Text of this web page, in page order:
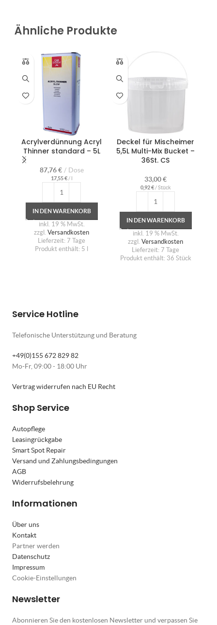
Ähnliche Produkte
Acrylverdünnung Acryl
Thinner standard – 5L
87,76€ Dose
17,55€/ l
IN DEN WARENKORB
inkl. 19 % MwSt.
zzgl. Versandkosten
Lieferzeit: 7 Tage
Produkt enthält: 5
Deckel für Mischeimer
5,5L Multi-Mix Bucket –
36St. CS
33,00€
0,92€/Stück
IN DEN WARENKORB
inkl. 19 % MwSt.
zzgl. Versandkosten
Lieferzeit: 7 Tage
Produkt enthält: 36 Stück
Service Hotline
Telefonische Unterstützung und Beratung
+49(0)155 672 829 82
Mo-Fr, 09:00 - 18:00 Uhr
Vertrag widerrufen nach EU Recht
Shop Service
Autopflege
Leasingrückgabe
Smart Spot Repair
Versand und Zahlungsbedingungen
AGB
Widerrufsbelehrung
Informationen
Über uns
Kontakt
Partner werden
Datenschutz
Impressum
Cookie-Einstellungen
Newsletter
Abonnieren Sie den kostenlosen Newsletter und verpassen Sie